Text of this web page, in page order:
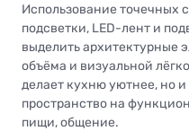
Использование точечных
подсветки, LED-лент и
выделить архитектурные
объёма и визуальной
делает кухню уютнее, но и
пространство на
пищи, общение.